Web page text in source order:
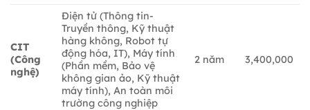
CIT
(Công
nghệ)
Điện tử (Thông tin-
Truyền thông, Kỹ thuật
hàng không, Robot tự
động hóa, IT), Máy tính
(Phần mềm, Bảo vệ
không gian ảo, Kỹ thuật
máy tính), An toàn môi
trường công nghiệp
2 năm 3,400,000